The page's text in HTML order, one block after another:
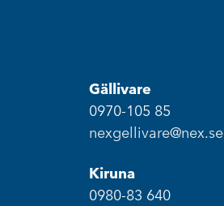
Gällivare
0970-105 85
nexgellivare@nex.se
Kiruna
0980-83 640